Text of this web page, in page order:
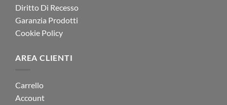
Diritto Di Recesso
Garanzia Prodotti
Cookie Policy
AREA CLIENTI
Carrello
Account